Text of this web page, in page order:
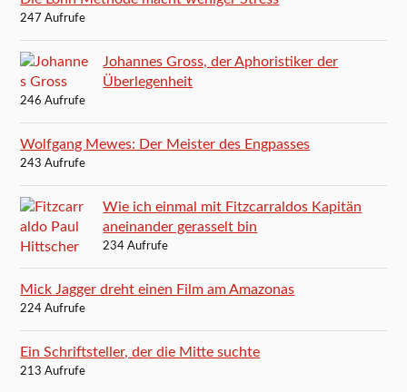
247 Aufrufe
Johannes Gross, der Aphoristiker der
Überlegenheit
246 Aufrufe
Wolfgang Mewes: Der Meister des Engpasses
243 Aufrufe
Wie ich einmal mit Fitzcarraldos Kapitän
aneinander gerasselt bin
234 Aufrufe
Mick Jagger dreht einen Film am Amazonas
224 Aufrufe
Ein Schriftsteller, der die Mitte suchte
213 Aufrufe